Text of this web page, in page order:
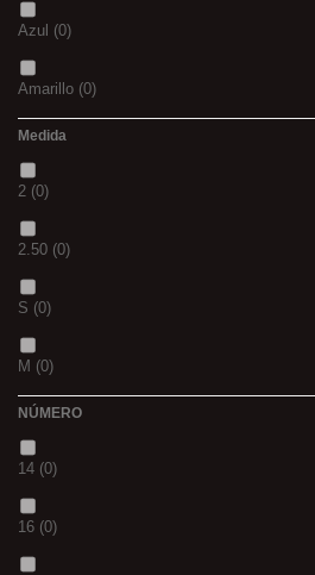
Azul (0)
Amarillo (0)
(0)
(0)
BLACK & RED
PANTHER
36(0)
P(0)
14(0)
Medida
2 (0)
2.50 (0)
S (0)
M (0)
20MM
3 M (0)
NÚMERO
14 (0)
16 (0)